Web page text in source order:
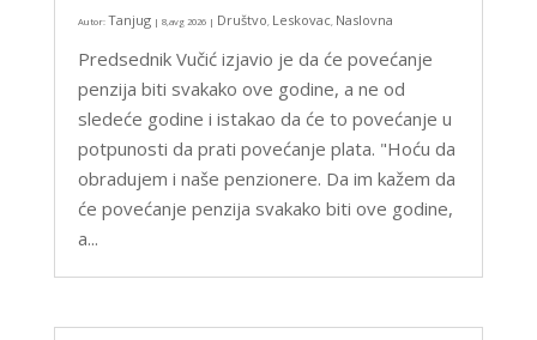
Autor: Tanjug| 8,avg 2026| Društvo Leskovac, Naslovna
Predsednik Vučić izjavio je da će povećanje
penzija biti svakako ove godine, a ne od
sledeće godine i istakao da će to povećanje u
potpunosti da prati povećanje plata. "Hoću da
obradujem i naše penzionere. Da im kažem da
će povećanje penzija svakako biti ove godine,
a...